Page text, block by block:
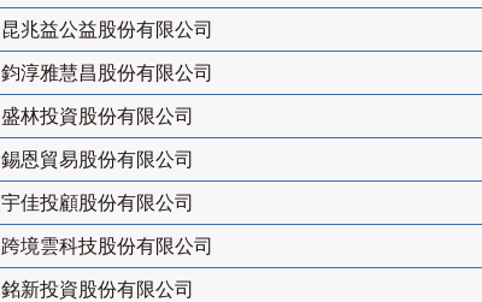
昆兆益公益股份有限公司
鈞淳雅慧昌股份有限公司
盛林投資股份有限公司
錫恩貿易股份有限公司
宇佳投顧股份有限公司
跨境雲科技股份有限公司
銘新投資股份有限公司